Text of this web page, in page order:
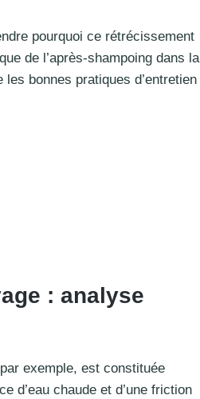
pourquoi ce rétrécissement
de l’après-shampoing dans la
bonnes pratiques d’entretien
: analyse
exemple, est constituée
d’eau chaude et d’une friction